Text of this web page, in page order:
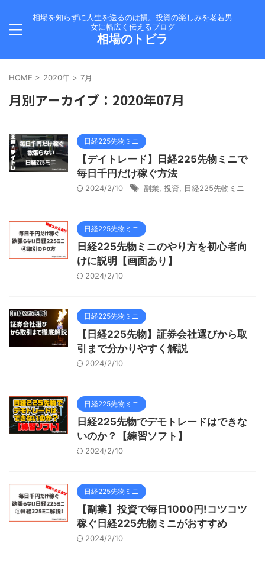
相場を知らずに人生を送るのは損。投資の楽しみを老若男
女に幅広く伝えるブログ
相場のトビラ
HOME > 2020年 > 7月
月別アーカイブ：2020年07月
日経225先物ミニ
【デイトレード】日経225先物ミニで
毎日千円だけ稼ぐ方法
2024/2/10 副業 投資 日経225先物ミニ
日経225先物ミニ
日経225先物ミニのやり方を初心者向
けに説明【画面あり】
2024/2/10
日経225先物ミニ
【日経225先物】証券会社選びから取
引まで分かりやすく解説
2024/2/10
日経225先物ミニ
日経225先物でデモトレードはできな
いのか？【練習ソフト】
2024/2/10
日経225先物ミニ
【副業】投資で毎日1000円!コツコツ
稼ぐ日経225先物ミニがおすすめ
2024/2/10